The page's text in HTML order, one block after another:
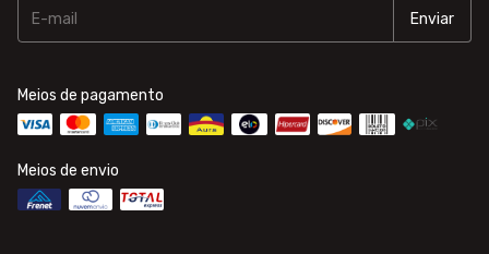
Meios de pagamento
Meios de envio